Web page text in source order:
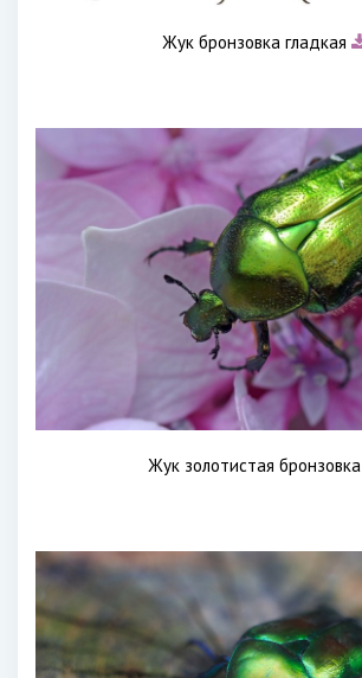
Жук бронзовка гладкая
Жук золотистая бронзовка